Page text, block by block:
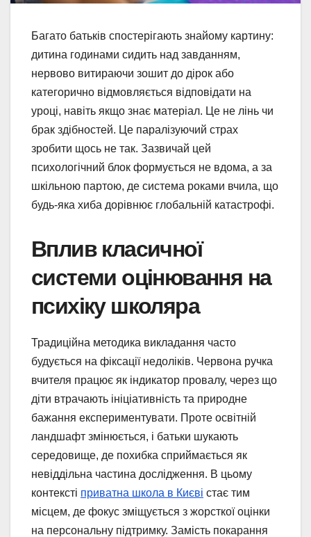
Багато батьків спостерігають знайому картину:
дитина годинами сидить над завданням,
нервово витираючи зошит до дірок або
категорично відмовляється відповідати на
уроці, навіть якщо знає матеріал. Це не лінь чи
брак здібностей. Це паралізуючий страх
зробити щось не так. Зазвичай цей
психологічний блок формується не вдома, а за
шкільною партою, де система роками вчила, що
будь-яка хиба дорівнює глобальній катастрофі.
Вплив класичної
системи оцінювання на
психіку школяра
Традиційна методика викладання часто
будується на фіксації недоліків. Червона ручка
вчителя працює як індикатор провалу, через що
діти втрачають ініціативність та природне
бажання експериментувати. Проте освітній
ландшафт змінюється, і батьки шукають
середовище, де похибка сприймається як
невіддільна частина дослідження. В цьому
контексті приватна школа в Києві стає тим
місцем, де фокус зміщується з жорсткої оцінки
на персональну підтримку. Замість покарання